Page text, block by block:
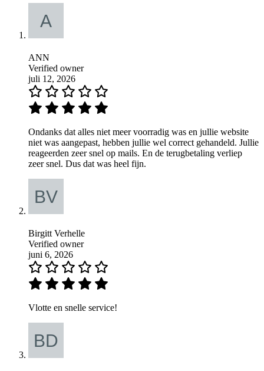
ANN
Verified owner
juli 12, 2026
Ondanks dat alles niet meer voorradig was en jullie website
niet was aangepast, hebben jullie wel correct gehandeld. Jullie
reageerden zeer snel op mails. En de terugbetaling verliep
zeer snel. Dus dat was heel fijn.
Birgitt Verhelle
Verified owner
juni 6, 2026
Vlotte en snelle service!